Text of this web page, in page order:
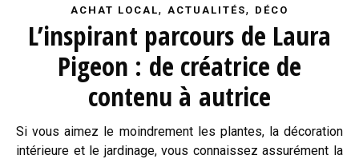
ACHAT LOCAL, ACTUALITÉS, DÉCO
L’inspirant parcours de Laura
Pigeon : de créatrice de
contenu à autrice
Si vous aimez le moindrement les plantes, la décoration
intérieure et le jardinage, vous connaissez assurément la